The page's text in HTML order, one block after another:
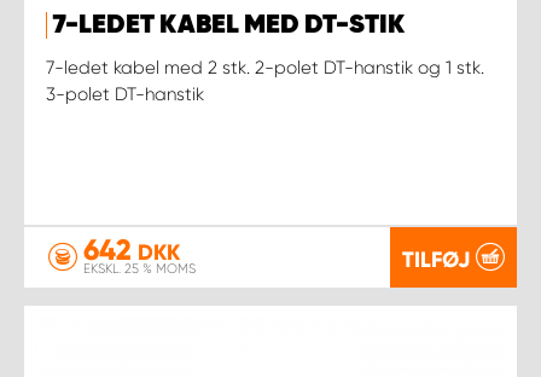
7-LEDET KABEL MED DT-STIK
7-ledet kabel med 2 stk. 2-polet DT-hanstik og 1 stk.
3-polet DT-hanstik
642 DKK
EKSKL. 25 % MOMS TILFØJ